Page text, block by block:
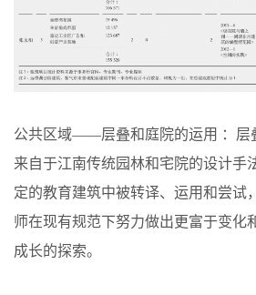
公共区域——层叠和庭院的运用 ：层
来自于江南传统园林和宅院的设计手
定的教育建筑中被转译、运用和尝试
师在现有规范下努力做出更富于变化
成长的探索。